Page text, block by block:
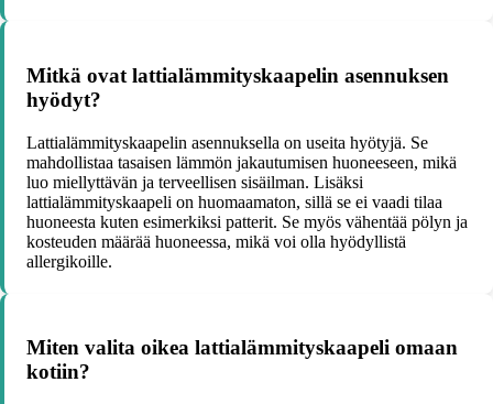
Mitkä ovat lattialämmityskaapelin asennuksen
hyödyt?
Lattialämmityskaapelin asennuksella on useita hyötyjä. Se
mahdollistaa tasaisen lämmön jakautumisen huoneeseen, mikä
luo miellyttävän ja terveellisen sisäilman. Lisäksi
lattialämmityskaapeli on huomaamaton, sillä se ei vaadi tilaa
huoneesta kuten esimerkiksi patterit. Se myös vähentää pölyn ja
kosteuden määrää huoneessa, mikä voi olla hyödyllistä
allergikoille.
Miten valita oikea lattialämmityskaapeli omaan
kotiin?